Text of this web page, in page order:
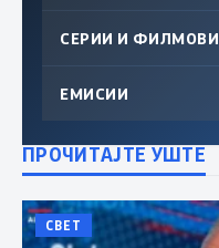
СЕРИИ И ФИЛМОВИ
ЕМИСИИ
ПРОЧИТАЈТЕ УШТЕ
СВЕТ